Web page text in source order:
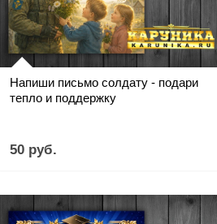
Напиши письмо солдату - подари
тепло и поддержку
50 руб.